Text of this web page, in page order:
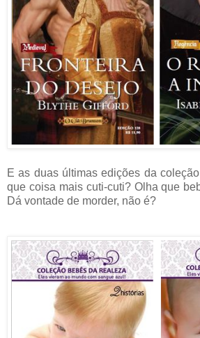
E as duas últimas edições da
que coisa mais cuti-cuti? Olha que
Dá vontade de morder, não é?